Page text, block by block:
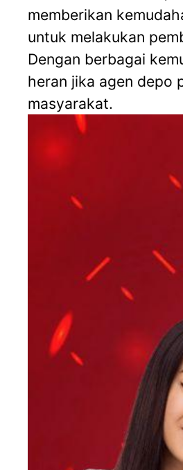
memberikan
untuk melakukan
Dengan berbagai
heran jika agen depo
masyarakat.